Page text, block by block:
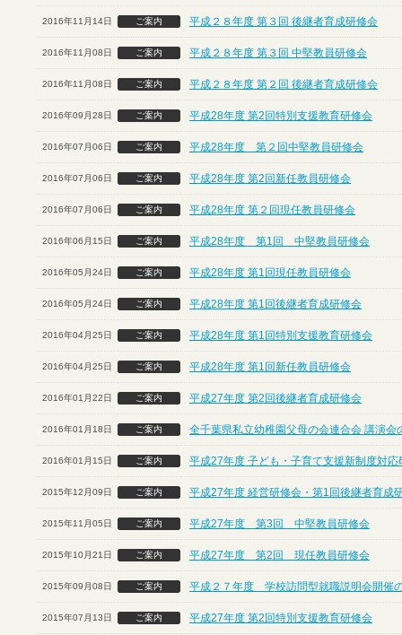
2016年11月14日 ご案内 平成２８年度 第３回 後継者育成研修会
2016年11月08日 ご案内 平成２８年度 第３回 中堅教員研修会
2016年11月08日 ご案内 平成２８年度 第２回 後継者育成研修会
2016年09月28日 ご案内 平成28年度 第2回特別支援教育研修会
2016年07月06日 ご案内 平成28年度 第２回中堅教員研修会
2016年07月06日 ご案内 平成28年度 第2回新任教員研修会
2016年07月06日 ご案内 平成28年度 第２回現任教員研修会
2016年06月15日 ご案内 平成28年度 第1回 中堅教員研修会
2016年05月24日 ご案内 平成28年度 第1回現任教員研修会
2016年05月24日 ご案内 平成28年度 第1回後継者育成研修会
2016年04月25日 ご案内 平成28年度 第1回特別支援教育研修会
2016年04月25日 ご案内 平成28年度 第1回新任教員研修会
2016年01月22日 ご案内 平成27年度 第2回後継者育成研修会
2016年01月18日 ご案内 全千葉県私立幼稚園父母の会連合会 講演会
2016年01月15日 ご案内 平成27年度 子ども・子育て支援新制度対応
2015年12月09日 ご案内 平成27年度 経営研修会・第1回後継者育成
2015年11月05日 ご案内 平成27年度 第3回 中堅教員研修会
2015年10月21日 ご案内 平成27年度 第2回 現任教員研修会
2015年09月08日 ご案内 平成２７年度 学校訪問型就職説明会開催
2015年07月13日 ご案内 平成27年度 第2回特別支援教育研修会